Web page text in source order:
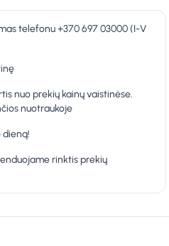
telefonu +370 697 03000 (I-V
nuo prekių kainų vaistinėse.
nuotraukoje
dieną!
rinktis prekių